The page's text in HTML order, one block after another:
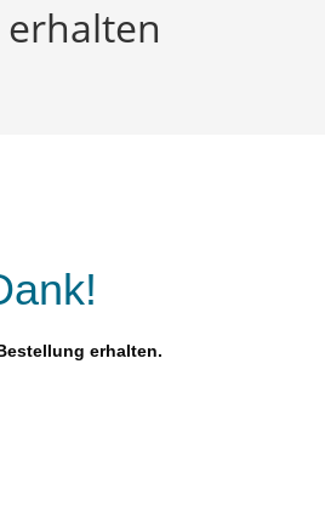
erhalten.